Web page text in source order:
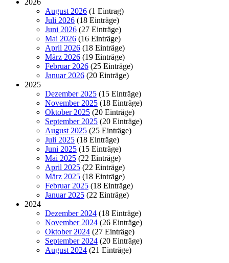
August 2026 (1 Eintrag)
Juli 2026 (18 Einträge)
Juni 2026 (27 Einträge)
Mai 2026 (16 Einträge)
April 2026 (18 Einträge)
März 2026 (19 Einträge)
Februar 2026 (25 Einträge)
Januar 2026 (20 Einträge)
2025
Dezember 2025 (15 Einträge)
November 2025 (18 Einträge)
Oktober 2025 (20 Einträge)
September 2025 (20 Einträge)
August 2025 (25 Einträge)
Juli 2025 (18 Einträge)
Juni 2025 (15 Einträge)
Mai 2025 (22 Einträge)
April 2025 (22 Einträge)
März 2025 (18 Einträge)
Februar 2025 (18 Einträge)
Januar 2025 (22 Einträge)
2024
Dezember 2024 (18 Einträge)
November 2024 (26 Einträge)
Oktober 2024 (27 Einträge)
September 2024 (20 Einträge)
August 2024 (21 Einträge)